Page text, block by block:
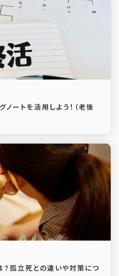
ートを活用しよう！（老後
？孤立死との違いや対策につ